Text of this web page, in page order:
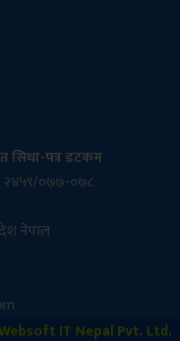
सिधा-पत्र डटकम
२४५९/०७७-०७८
नेपाल
IT Nepal Pvt. Ltd.